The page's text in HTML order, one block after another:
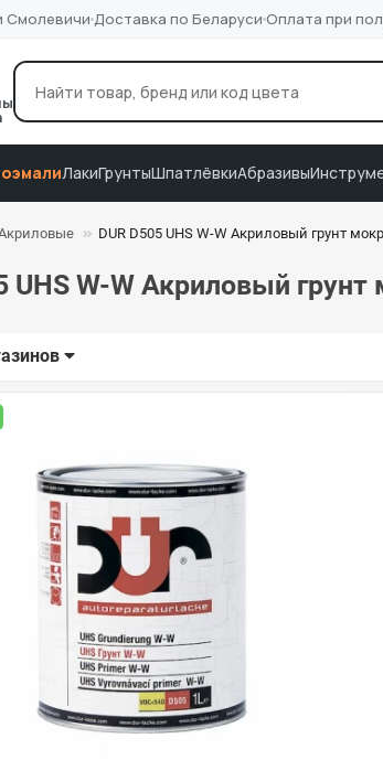
Смолевичи Доставка по Беларуси Оплата при
Например: лак Novol грунт 4+1 P80 3M краска
ЛакиГрунтыШпатлёвкиАбразивы
DUR D505 UHS W-W Акриловый грунт
UHS W-W Акриловый